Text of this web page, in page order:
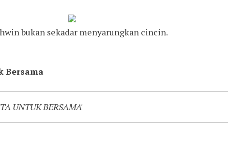
bukan sekadar menyarungkan cincin.
Bersama
UNTUK BERSAMA'